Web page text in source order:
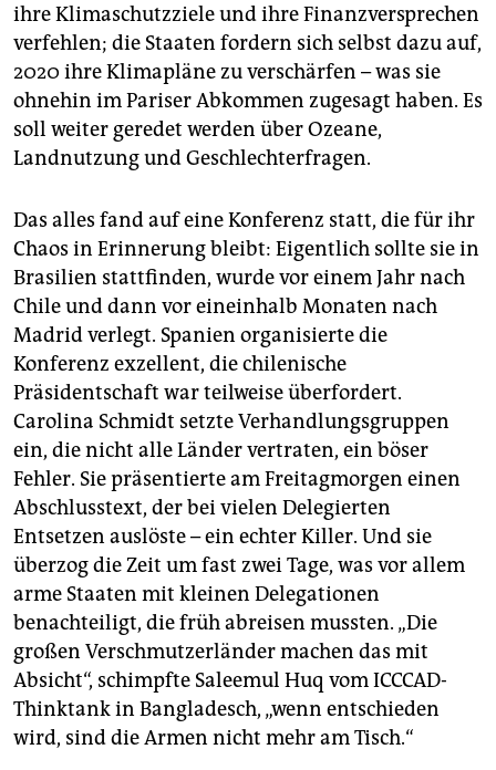
ihre Klimaschutzziele und ihre Finanzversprechen
verfehlen; die Staaten fordern sich selbst dazu auf,
2020 ihre Klimapläne zu verschärfen – was sie
ohnehin im Pariser Abkommen zugesagt haben. Es
soll weiter geredet werden über Ozeane,
Landnutzung und Geschlechterfragen.
Das alles fand auf eine Konferenz statt, die für ihr
Chaos in Erinnerung bleibt: Eigentlich sollte sie in
Brasilien stattfinden, wurde vor einem Jahr nach
Chile und dann vor eineinhalb Monaten nach
Madrid verlegt. Spanien organisierte die
Konferenz exzellent, die chilenische
Präsidentschaft war teilweise überfordert.
Carolina Schmidt setzte Verhandlungsgruppen
ein, die nicht alle Länder vertraten, ein böser
Fehler. Sie präsentierte am Freitagmorgen einen
Abschlusstext, der bei vielen Delegierten
Entsetzen auslöste – ein echter Killer. Und sie
überzog die Zeit um fast zwei Tage, was vor allem
arme Staaten mit kleinen Delegationen
benachteiligt, die früh abreisen mussten. „Die
großen Verschmutzerländer machen das mit
Absicht“, schimpfte Saleemul Huq vom ICCCAD-
Thinktank in Bangladesch, „wenn entschieden
wird, sind die Armen nicht mehr am Tisch.“